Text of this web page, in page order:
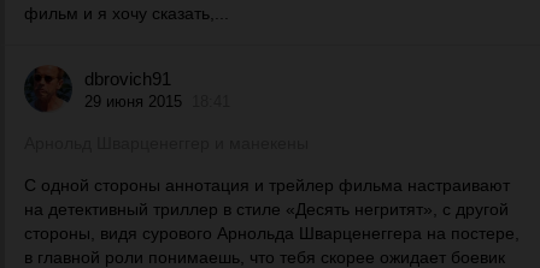
фильм и я хочу сказать,...
dbrovich91
29 июня 2015
С одной стороны аннотация и трейлер фильма настраивают
на детективный триллер в стиле «Десять негритят», с другой
стороны, видя сурового Арнольда Шварценеггера на постере,
в главной роли понимаешь, что тебя скорее ожидает боевик